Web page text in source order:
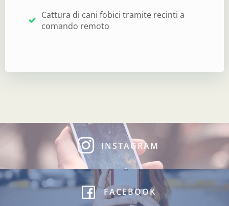
Cattura di cani fobici tramite recinti a
comando remoto
INSTAGRAM
FACEBOOK